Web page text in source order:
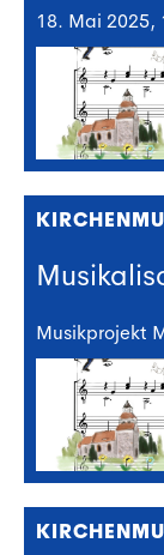
18. Mai 2025,
Musikprojekt